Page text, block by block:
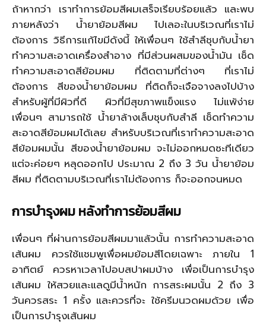
ถ้าหากว่า เราทำการย้อมสีผมเสร็จเรียบร้อยแล้ว และพบ
ภายหลังว่า น้ำยาย้อมสีผม ไปเลอะในบริเวณที่เราไม่
ต้องการ วิธีการแก้ไขมีดังนี้ ให้เพื่อนๆ ใช้สำลีชุบกับน้ำยา
ทำความสะอาดเครื่องสำอาง ที่มีส่วนผสมของน้ำมัน เช็ด
ทำความสะอาดสีย้อมผม ที่ติดตามที่ต่างๆ ที่เราไม่
ต้องการ สีของน้ำยาย้อมผม ที่ติดก็จะเจือจางลงไปบ้าง
สำหรับผู้ที่มีผิวที่ดี ผิวที่มีสุขภาพแข็งแรง ไม่แพ้ง่าย
เพื่อนๆ สามารถใช้ น้ำยาล้างเล็บชุบกับสำลี เช็ดทำความ
สะอาดสีย้อมผมได้เลย สำหรับบริเวณที่เราทำความสะอาด
สีย้อมผมนั้น สีของน้ำยาย้อมผม จะไม่ออกหมดซะทีเดียว
แต่จะค่อยๆ หลุดออกไป ประมาณ 2 ถึง 3 วัน น้ำยาย้อม
สีผม ที่ติดตามบริเวณที่เราไม่ต้องการ ก็จะออกจนหมด
การบำรุงผม หลังทำการย้อมสีผม
เพื่อนๆ ที่ผ่านการย้อมสีผมมาแล้วนั้น การทำความสะอาด
เส้นผม ควรใช้แชมพูเพื่อผมย้อมสีโดยเฉพาะ ภายใน 1
อาทิตย์ ควรหาเวลาไปอบสปาผมบ้าง เพื่อเป็นการบำรุง
เส้นผม ให้สวยและแลดูมีน้ำหนัก การสระผมนั้น 2 ถึง 3
วันควรสระ 1 ครั้ง และควรที่จะ ใช้ครีมนวดผมด้วย เพื่อ
เป็นการบำรุงเส้นผม